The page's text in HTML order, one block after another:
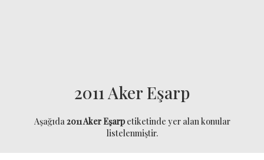
2011 Aker Eşarp
Aşağıda2011 Aker Eşarpetiketinde yer alan konular
listelenmiştir.